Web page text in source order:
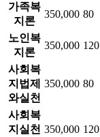
가족복
지론
350,000 80
노인복
지론
350,000 120
사회복
지법제
와실천
350,000 80
사회복
지실천 350,000 120